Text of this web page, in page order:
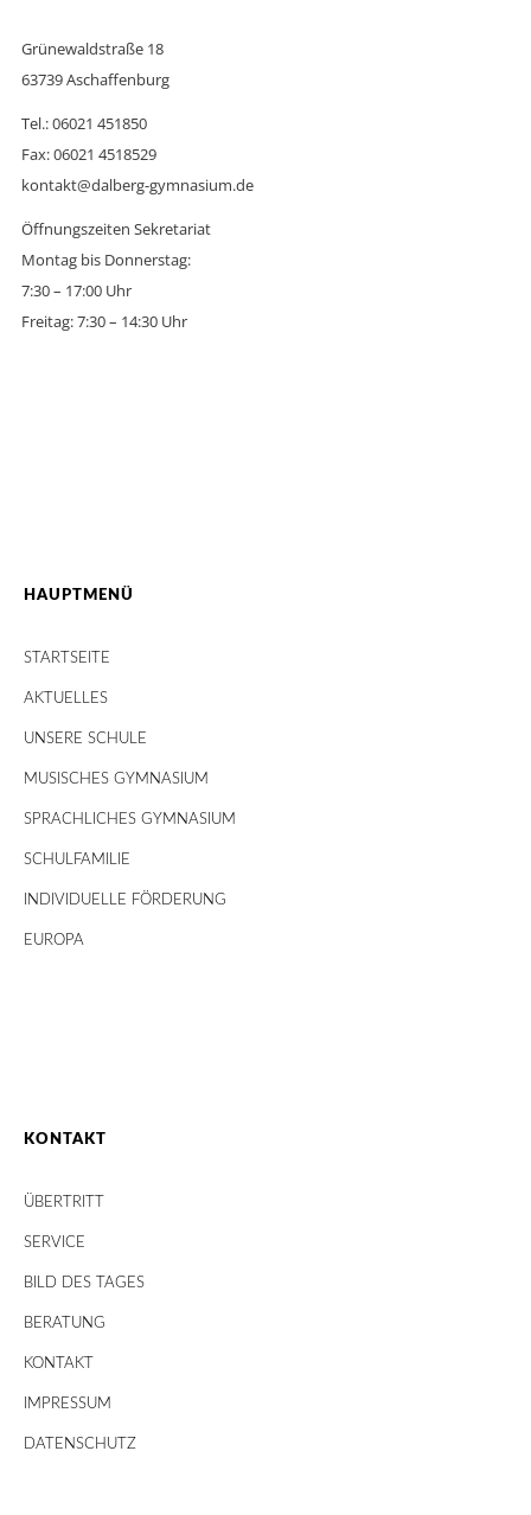
Grünewaldstraße 18
63739 Aschaffenburg
Tel.: 06021 451850
Fax: 06021 4518529
kontakt@dalberg-gymnasium.de
Öffnungszeiten Sekretariat
Montag bis Donnerstag:
7:30 – 17:00 Uhr
Freitag: 7:30 – 14:30 Uhr
HAUPTMENÜ
STARTSEITE
AKTUELLES
UNSERE SCHULE
MUSISCHES GYMNASIUM
SPRACHLICHES GYMNASIUM
SCHULFAMILIE
INDIVIDUELLE FÖRDERUNG
EUROPA
KONTAKT
ÜBERTRITT
SERVICE
BILD DES TAGES
BERATUNG
KONTAKT
IMPRESSUM
DATENSCHUTZ